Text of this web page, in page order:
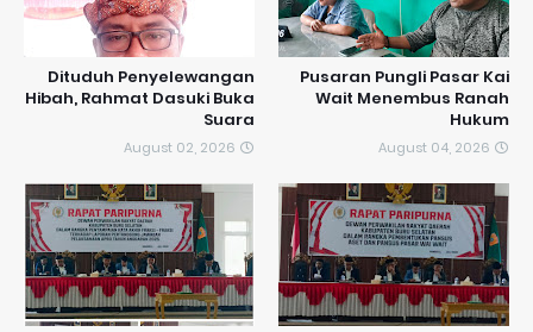
Pusaran Pungli Pasar Kai
Wait Menembus Ranah
Hukum
August 04, 2026
Dituduh Penyelewangan
Hibah, Rahmat Dasuki Buka
Suara
August 02, 2026